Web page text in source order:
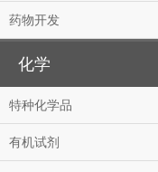
药物开发
化学
特种化学品
有机试剂